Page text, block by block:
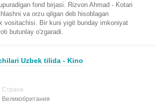
fond birjasi. Rizvon Ahmad - Kotari
va orzu qilgan deb hisoblagan
vositachisi. Bir kuni yigit bunday imkoniyat
butunlay o'zgaradi.
Uzbek tilida - Kino
Страна
Великобритания